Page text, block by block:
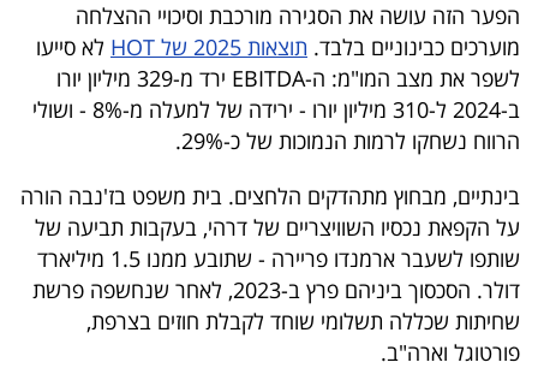
הפער הזה עושה את הסגירה מורכבת וסיכויי ההצלחה
מוערכים כבינוניים בלבד. תוצאות 2025 של HOT
לא סייעו
לשפר את מצב המו"מ: ה-EBITDA ירד מ-329 מיליון יורו
ב-2024 ל-310 מיליון יורו - ירידה של למעלה מ-8% - ושולי
הרווח נשחקו לרמות הנמוכות של כ-29%.
בינתיים, מבחוץ מתהדקים הלחצים. בית משפט בז'נבה הורה
על הקפאת נכסיו השוויצריים של דרהי, בעקבות תביעה של
שותפו לשעבר ארמנדו פריירה - שתובע ממנו 1.5 מיליארד
דולר. הסכסוך ביניהם פרץ ב-2023, לאחר שנחשפה פרשת
שחיתות שכללה תשלומי שוחד לקבלת חוזים בצרפת,
פורטוגל וארה"ב.